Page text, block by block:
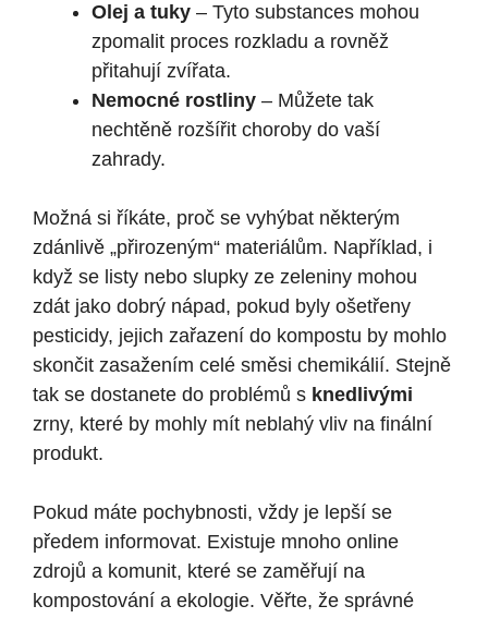
Olej a tuky – Tyto substances mohou
zpomalit proces rozkladu a rovněž
přitahují zvířata.
Nemocné rostliny – Můžete tak
nechtěně rozšířit choroby do vaší
zahrady.
Možná si říkáte, proč se vyhýbat některým
zdánlivě „přirozeným“ materiálům. Například, i
když se listy nebo slupky ze zeleniny mohou
zdát jako dobrý nápad, pokud byly ošetřeny
pesticidy, jejich zařazení do kompostu by mohlo
skončit zasažením celé směsi chemikálií. Stejně
tak se dostanete do problémů s knedlivými
zrny, které by mohly mít neblahý vliv na finální
produkt.
Pokud máte pochybnosti, vždy je lepší se
předem informovat. Existuje mnoho online
zdrojů a komunit, které se zaměřují na
kompostování a ekologie. Věřte, že správné